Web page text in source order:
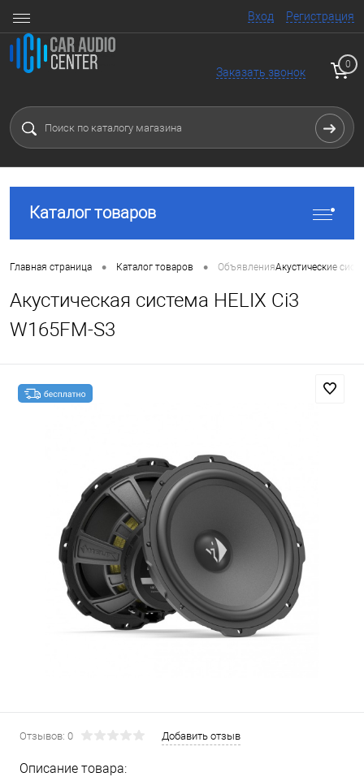
Вход Регистрация
Заказать звонок
0
Каталог товаров
Главная страница • Каталог товаров • ОбъявленияАкустические
Акустическая система HELIX Ci3
W165FM-S3
Отзывов: 0 Добавить отзыв
Описание товара: